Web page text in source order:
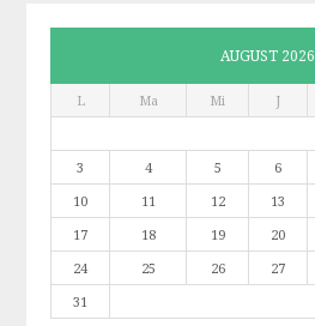
AUGUST 2026
L Ma Mi J
3
4 5 6
10
11 12 13
17
18 19 20
24
25 26 27
31